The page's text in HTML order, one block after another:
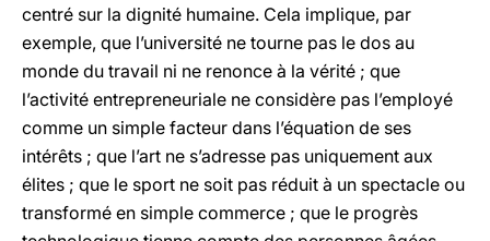
centré sur la dignité humaine. Cela implique, par
exemple, que l’université ne tourne pas le dos au
monde du travail ni ne renonce à la vérité ; que
l’activité entrepreneuriale ne considère pas l’employé
comme un simple facteur dans l’équation de ses
intérêts ; que l’art ne s’adresse pas uniquement aux
élites ; que le sport ne soit pas réduit à un spectacle ou
transformé en simple commerce ; que le progrès